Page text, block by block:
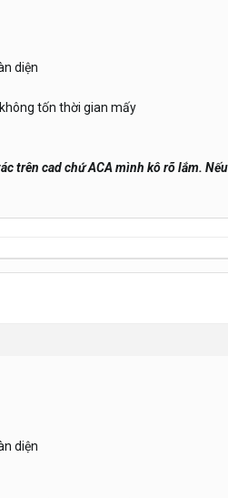
diện
tốn thời gian mấy
trên cad chứ ACA mình kô rõ lắm.
diện